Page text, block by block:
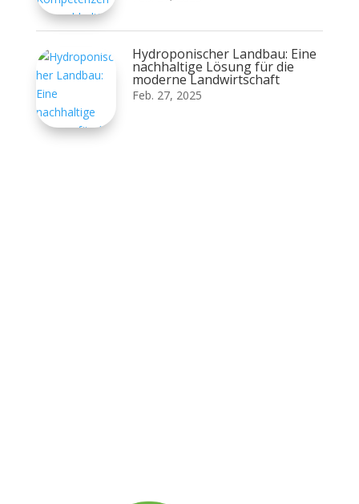
Hydroponischer Landbau: Eine
nachhaltige Lösung für die
moderne Landwirtschaft
Feb. 27, 2025